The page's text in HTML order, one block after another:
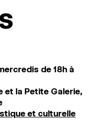
de 18h à
et la Petite Galerie,
et culturelle